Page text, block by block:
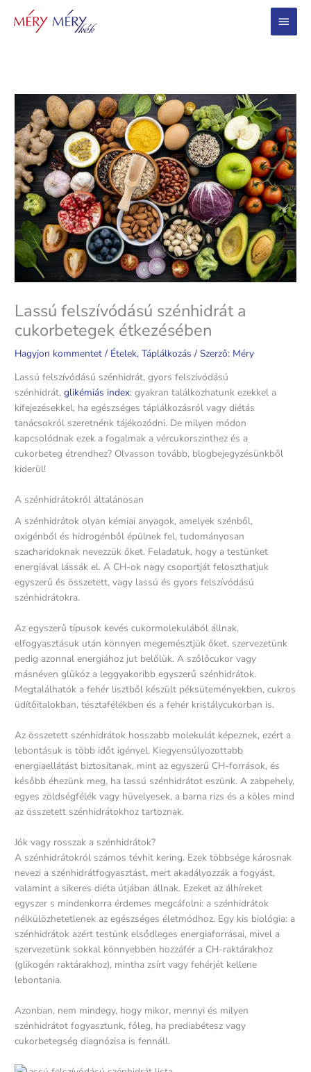
Main
Menu
Lassú felszívódású szénhidrát a
cukorbetegek étkezésében
Hagyjon kommentet / Ételek,Táplálkozás / Szerző: Méry
Lassú felszívódású szénhidrát, gyors felszívódású
szénhidrát,glikémiás index: gyakran találkozhatunk ezekkel a
kifejezésekkel, ha egészséges táplálkozásról vagy diétás
tanácsokról szeretnénk tájékozódni. De milyen módon
kapcsolódnak ezek a fogalmak a vércukorszinthez és a
cukorbeteg étrendhez? Olvasson tovább, blogbejegyzésünkből
kiderül!
A szénhidrátokról általánosan
A szénhidrátok olyan kémiai anyagok, amelyek szénből,
oxigénből és hidrogénből épülnek fel, tudományosan
szacharidoknak nevezzük őket. Feladatuk, hogy a testünket
energiával lássák el. A CH-ok nagy csoportját feloszthatjuk
egyszerű és összetett, vagy lassú és gyors felszívódású
szénhidrátokra.
Az egyszerű típusok kevés cukormolekulából állnak,
elfogyasztásuk után könnyen megemésztjük őket, szervezetünk
pedig azonnal energiához jut belőlük. A szőlőcukor vagy
másnéven glükóz a leggyakoribb egyszerű szénhidrátok.
Megtalálhatók a fehér lisztből készült péksüteményekben, cukros
üdítőitalokban, tésztafélékben és a fehér kristálycukorban is.
Az összetett szénhidrátok hosszabb molekulát képeznek, ezért a
lebontásuk is több időt igényel. Kiegyensúlyozottabb
energiaellátást biztosítanak, mint az egyszerű CH-források, és
később éhezünk meg, ha lassú szénhidrátot eszünk. A zabpehely,
egyes zöldségfélék vagy hüvelyesek, a barna rizs és a köles mind
az összetett szénhidrátokhoz tartoznak.
Jók vagy rosszak a szénhidrátok?
A szénhidrátokról számos tévhit kering. Ezek többsége károsnak
nevezi a szénhidrátfogyasztást, mert akadályozzák a fogyást,
valamint a sikeres diéta útjában állnak. Ezeket az álhíreket
egyszer s mindenkorra érdemes megcáfolni: a szénhidrátok
nélkülözhetetlenek az egészséges életmódhoz. Egy kis biológia: a
szénhidrátok azért testünk elsődleges energiaforrásai, mivel a
szervezetünk sokkal könnyebben hozzáfér a CH-raktárakhoz
(glikogén raktárakhoz), mintha zsírt vagy fehérjét kellene
lebontania.
Azonban, nem mindegy, hogy mikor, mennyi és milyen
szénhidrátot fogyasztunk, főleg, ha prediabétesz vagy
cukorbetegség diagnózisa is fennáll.